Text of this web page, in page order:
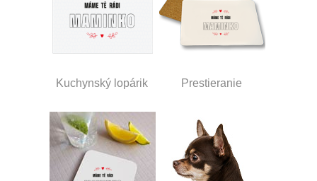
Kuchynský lopárik Prestieranie